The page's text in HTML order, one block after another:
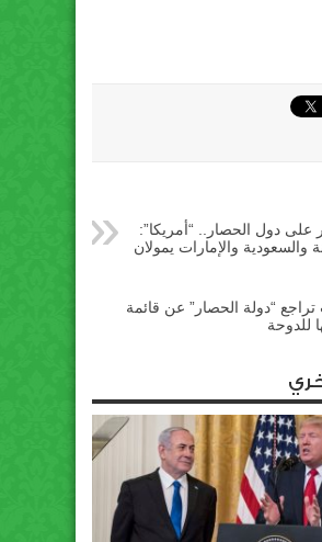
على دول الحصار.. “أمريكا”:
والسعودية والإمارات يمولان
“دولة الحصار” عن قائمة
للدوحة